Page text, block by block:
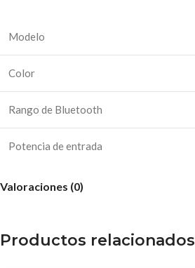
Modelo
Color
Rango de Bluetooth
Potencia de entrada
Potencia de salida
Valoraciones (0)
Productos relacionados